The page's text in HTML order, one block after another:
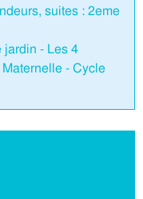
suites : 2eme
jardin - Les 4
- Cycle